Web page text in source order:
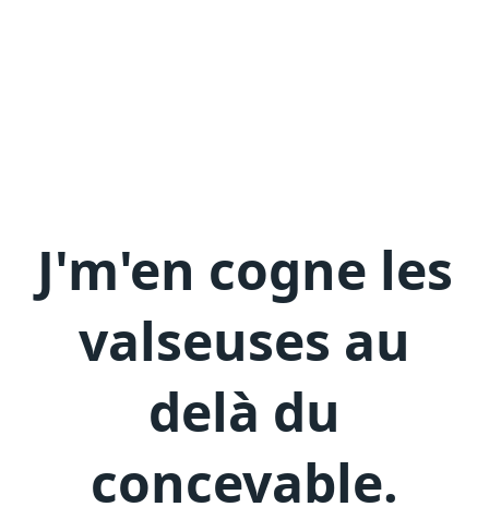
J'm'en cogne les
valseuses au
delà du
concevable.